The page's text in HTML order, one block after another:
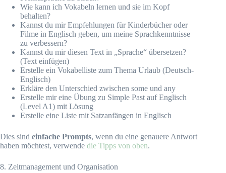
Wie kann ich Vokabeln lernen und sie im Kopf
behalten?
Kannst du mir Empfehlungen für Kinderbücher oder
Filme in Englisch geben, um meine Sprachkenntnisse
zu verbessern?
Kannst du mir diesen Text in „Sprache“ übersetzen?
(Text einfügen)
Erstelle ein Vokabelliste zum Thema Urlaub (Deutsch-
Englisch)
Erkläre den Unterschied zwischen some und any
Erstelle mir eine Übung zu Simple Past auf Englisch
(Level A1) mit Lösung
Erstelle eine Liste mit Satzanfängen in Englisch
Dies sind einfache Prompts, wenn du eine genauere Antwort
haben möchtest, verwende die Tipps von oben.
8. Zeitmanagement und Organisation